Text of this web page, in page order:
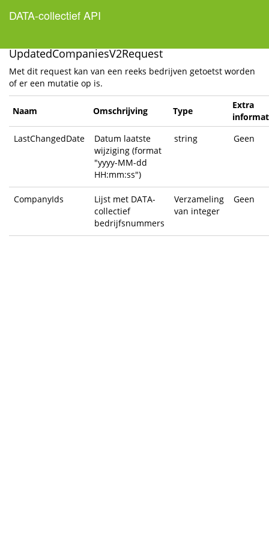
DATA-collectief API
UpdatedCompaniesV2Request
Met dit request kan van een reeks bedrijven getoetst worden
of er een mutatie op is.
Naam Omschrijving Type
Extra
LastChangedDate
Datum laatste
wijziging (format
"yyyy-MM-dd
HH:mm:ss")
string Geen
CompanyIds
Lijst met DATA-
collectief
bedrijfsnummers
Verzameling
van integer
Geen